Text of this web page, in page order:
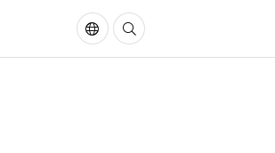
In EnglishSök på sidan